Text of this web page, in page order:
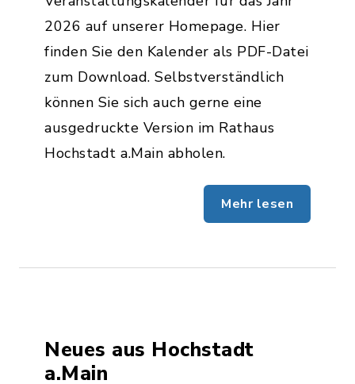
2026 auf unserer Homepage. Hier
finden Sie den Kalender als PDF-Datei
zum Download. Selbstverständlich
können Sie sich auch gerne eine
ausgedruckte Version im Rathaus
Hochstadt a.Main abholen.
Mehr lesen
Neues aus Hochstadt
a.Main